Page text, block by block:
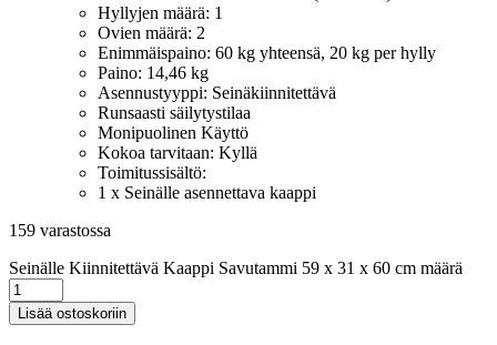
Hyllyjen määrä: 1
Ovien määrä: 2
Enimmäispaino: 60 kg yhteensä, 20 kg per hylly
Paino: 14,46 kg
Asennustyyppi: Seinäkiinnitettävä
Runsaasti säilytystilaa
Monipuolinen Käyttö
Kokoa tarvitaan: Kyllä
Toimitussisältö:
1 x Seinälle asennettava kaappi
159 varastossa
Seinälle Kiinnitettävä Kaappi Savutammi 59 x 31 x 60 cm määrä
Lisää ostoskoriin